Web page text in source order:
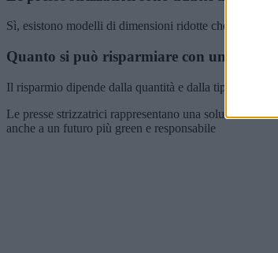
Sì, esistono modelli di dimensioni ridotte che possono
Quanto si può risparmiare con una
Il risparmio dipende dalla quantità e dalla tipologia di
Le presse strizzatrici rappresentano una soluzione
anche a un futuro più green e responsabile